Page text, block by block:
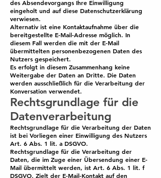
des Absendevorgangs Ihre Einwilligung
eingeholt und auf diese Datenschutzerklärung
verwiesen.
Alternativ ist eine Kontaktaufnahme über die
bereitgestellte E-Mail-Adresse möglich. In
diesem Fall werden die mit der E-Mail
übermittelten personenbezogenen Daten des
Nutzers gespeichert.
Es erfolgt in diesem Zusammenhang keine
Weitergabe der Daten an Dritte. Die Daten
werden ausschließlich für die Verarbeitung der
Konversation verwendet.
Rechtsgrundlage für die
Datenverarbeitung
Rechtsgrundlage für die Verarbeitung der Daten
ist bei Vorliegen einer Einwilligung des Nutzers
Art. 6 Abs. 1 lit. a DSGVO.
Rechtsgrundlage für die Verarbeitung der
Daten, die im Zuge einer Übersendung einer E-
Mail übermittelt werden, ist Art. 6 Abs. 1 lit. f
DSGVO. Zielt der E-Mail-Kontakt auf den